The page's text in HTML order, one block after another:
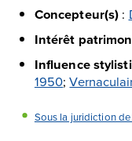
Concepteur(s) :
Intérêt
Influence
1950;
Sous la juridiction